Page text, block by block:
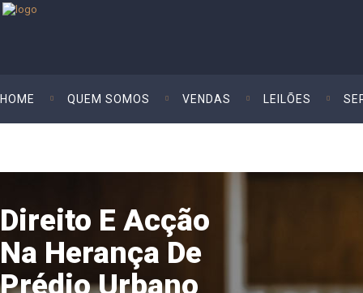
HOME QUEM SOMOS VENDAS LEILÕES
Direito E Acção
Na Herança De
Prédio Urbano